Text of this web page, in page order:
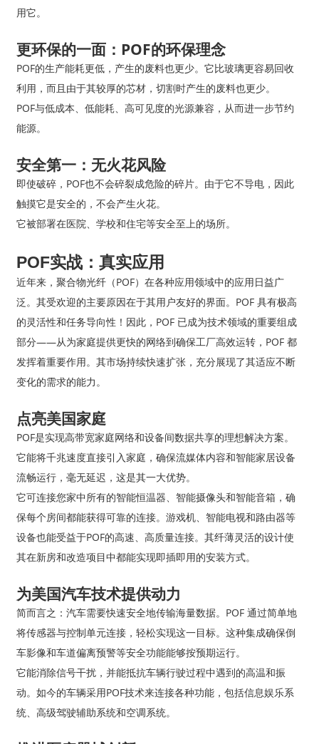
用它。
更环保的一面：POF的环保理念
POF的生产能耗更低，产生的废料也更少。它比玻璃更容易回收
利用，而且由于其较厚的芯材，切割时产生的废料也更少。
POF与低成本、低能耗、高可见度的光源兼容，从而进一步节约
能源。
安全第一：无火花风险
即使破碎，POF也不会碎裂成危险的碎片。由于它不导电，因此
触摸它是安全的，不会产生火花。
它被部署在医院、学校和住宅等安全至上的场所。
POF实战：真实应用
近年来，聚合物光纤（POF）在各种应用领域中的应用日益广
泛。其受欢迎的主要原因在于其用户友好的界面。POF 具有极高
的灵活性和任务导向性！因此，POF 已成为技术领域的重要组成
部分——从为家庭提供更快的网络到确保工厂高效运转，POF 都
发挥着重要作用。其市场持续快速扩张，充分展现了其适应不断
变化的需求的能力。
点亮美国家庭
POF是实现高带宽家庭网络和设备间数据共享的理想解决方案。
它能将千兆速度直接引入家庭，确保流媒体内容和智能家居设备
流畅运行，毫无延迟，这是其一大优势。
它可连接您家中所有的智能恒温器、智能摄像头和智能音箱，确
保每个房间都能获得可靠的连接。游戏机、智能电视和路由器等
设备也能受益于POF的高速、高质量连接。其纤薄灵活的设计使
其在新房和改造项目中都能实现即插即用的安装方式。
为美国汽车技术提供动力
简而言之：汽车需要快速安全地传输海量数据。POF 通过简单地
将传感器与控制单元连接，轻松实现这一目标。这种集成确保倒
车影像和车道偏离预警等安全功能能够按预期运行。
它能消除信号干扰，并能抵抗车辆行驶过程中遇到的高温和振
动。如今的车辆采用POF技术来连接各种功能，包括信息娱乐系
统、高级驾驶辅助系统和空调系统。